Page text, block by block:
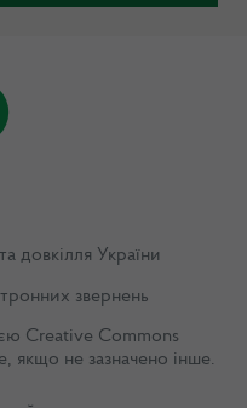
довкілля України
звернень
Creative Commons
, якщо не зазначено інше.